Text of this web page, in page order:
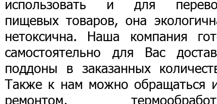
использовать и для
пищевых товаров, она
нетоксична. Наша компания
самостоятельно для Вас
поддоны в заказанных
Также к нам можно обращаться
ремонтом,